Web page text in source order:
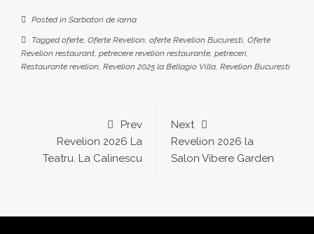
Posted in Sarbatori de iarna
Taggedoferte, Oferte Revelion, oferte Revelion Bucuresti, Oferte
Revelion restaurant, petrecere revelion restaurante, petreceri,
Restaurante revelion, Revelion 2025 la Bellagio Villa, Revelion Bucuresti
Prev
Revelion 2026 La
Teatru. La Calinescu
Next
Revelion 2026 la
Salon Vibere Garden